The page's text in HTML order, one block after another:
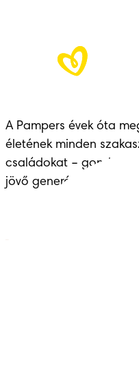
A Pampers évek óta
életének minden
családokat –
jövő generációinak